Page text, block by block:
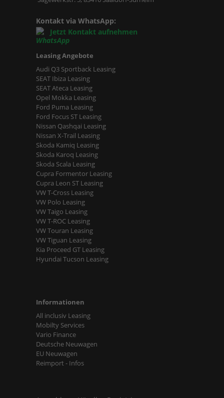
Kontakt via WhatsApp:
Jetzt Kontakt aufnehmen
Leasing Angebote
Audi Q3 Sportback Leasing
SEAT Ibiza Leasing
SEAT Ateca Leasing
Opel Mokka Leasing
Ford Puma Leasing
Ford Focus ST Leasing
Nissan Qashqai Leasing
Nissan X-Trail Leasing
Skoda Kamiq Leasing
Skoda Karoq Leasing
Skoda Scala Leasing
Cupra Formentor Leasing
Cupra Leon ST Leasing
VW T-Cross Leasing
VW Polo Leasing
VW Taigo Leasing
VW T-ROC Leasing
VW Touran Leasing
VW Tiguan Leasing
Kia Proceed GT Leasing
Hyundai Tucson Leasing
Informationen
All inclusiv Leasing
Mobilty Services
Vario Finance
Deutsche Neuwagen
EU Neuwagen
Reimport - Infos